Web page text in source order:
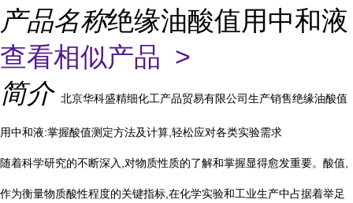
产品名称绝缘油酸值用中和液
查看相似产品 >
简介 北京华科盛精细化工产品贸易有限公司生产销售绝缘油酸值
用中和液:掌握酸值测定方法及计算,轻松应对各类实验需求
随着科学研究的不断深入,对物质性质的了解和掌握显得愈发重要。酸值,
作为衡量物质酸性程度的关键指标,在化学实验和工业生产中占据着举足